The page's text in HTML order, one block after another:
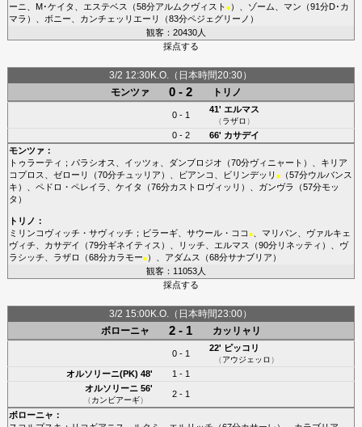
ーニ
M･ケイタ エステベス （58分アルムクヴィスト ■）、 ゾーム マン （91分D･カ
マラ ）、 ボニー カンチェッリエーリ （83分ペジェグリーノ ）
観客：20430人
採点する
3/2 12:30K.O.（日本時間20:30）
モンツァ
0 - 2 トリノ
0 - 1
41' エルマス
（ラザロ ）
0 - 2 66' カサデイ
モンツァ：
トゥラーティ ； パラシオス イッツォ ダンブロジオ （70分ヴィニャート ）、 キリア
コプロス
ゼローリ （70分チュッリア ）、 ビアンコ ビリンデッリ ■（57分ウルバンス
キ ）、 ペドロ・ペレイラ ケイタ （76分カストロヴィッリ ）、 ガンヴラ （57分モッ
タ ）
トリノ ：
ミリンコヴィッチ・サヴィッチ ； ビラーギ、 サウール・ココ ■、 マリパン
ヴァルキェ
ヴィチ
カサデイ （79分ギネイティス ）、 リッチ エルマス （90分リネッティ ）、 ヴ
ラシッチ
ラザロ （68分カラモー■）、 アダムス （68分サナブリア ）
観客：11053人
採点する
3/2 15:00K.O.（日本時間23:00）
ボローニャ
2 - 1 カッリャリ
0 - 1
22' ピッコリ
（アウジェッロ ）
オルソリーニ(PK) 48'
1 - 1
オルソリーニ 56'
（カンビアーギ）
2 - 1
ボローニャ ：